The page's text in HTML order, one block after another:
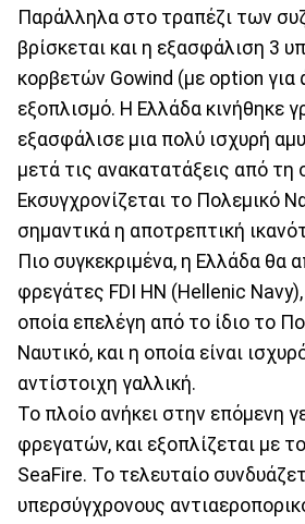
Παράλληλα στο τραπέζι των
βρίσκεται και η εξασφάλιση 3
κορβετών Gowind (με option για
εξοπλισμό. Η Ελλάδα κινήθηκε
εξασφάλισε μια πολύ ισχυρή
μετά τις ανακατατάξεις από τη
Εκσυγχρονίζεται το Πολεμικό
σημαντικά η αποτρεπτική
Πιο συγκεκριμένα, η Ελλάδα θα
φρεγάτες FDI HN (Hellenic
οποία επελέγη από το ίδιο το
Ναυτικό, και η οποία είναι
αντίστοιχη γαλλική.
Το πλοίο ανήκει στην επόμενη
φρεγατών, και εξοπλίζεται με
SeaFire. Το τελευταίο
υπερσύγχρονους